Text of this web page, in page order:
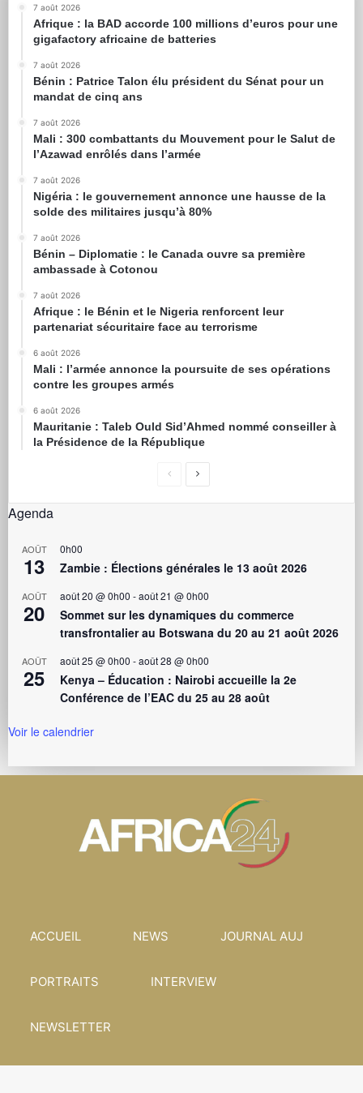
7 août 2026
Afrique : la BAD accorde 100 millions d’euros pour une
gigafactory africaine de batteries
7 août 2026
Bénin : Patrice Talon élu président du Sénat pour un
mandat de cinq ans
7 août 2026
Mali : 300 combattants du Mouvement pour le Salut de
l’Azawad enrôlés dans l’armée
7 août 2026
Nigéria : le gouvernement annonce une hausse de la
solde des militaires jusqu’à 80%
7 août 2026
Bénin – Diplomatie : le Canada ouvre sa première
ambassade à Cotonou
7 août 2026
Afrique : le Bénin et le Nigeria renforcent leur
partenariat sécuritaire face au terrorisme
6 août 2026
Mali : l’armée annonce la poursuite de ses opérations
contre les groupes armés
6 août 2026
Mauritanie : Taleb Ould Sid’Ahmed nommé conseiller à
la Présidence de la République
Agenda
AOÛT
13
0h00
Zambie : Élections générales le 13 août 2026
AOÛT
20
août 20 @ 0h00 -août 21 @ 0h00
Sommet sur les dynamiques du commerce
transfrontalier au Botswana du 20 au 21 août 2026
AOÛT
25
août 25 @ 0h00 -août 28 @ 0h00
Kenya – Éducation : Nairobi accueille la 2e
Conférence de l’EAC du 25 au 28 août
Voir le calendrier
ACCUEIL NEWS JOURNAL AUJ
PORTRAITS INTERVIEW
NEWSLETTER